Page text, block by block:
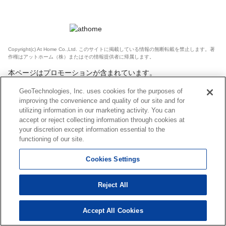
Copyright(c) At Home Co.,Ltd. このサイトに掲載している情報の無断転載を禁止します。著
作権はアットホーム（株）またはその情報提供者に帰属します。
本ページはプロモーションが含まれています。
GeoTechnologies, Inc. uses cookies for the purposes of
improving the convenience and quality of our site and for
utilizing information in our marketing activity. You can
accept or reject collecting information through cookies at
your discretion except information essential to the
functioning of our site.
Cookies Settings
Reject All
Accept All Cookies